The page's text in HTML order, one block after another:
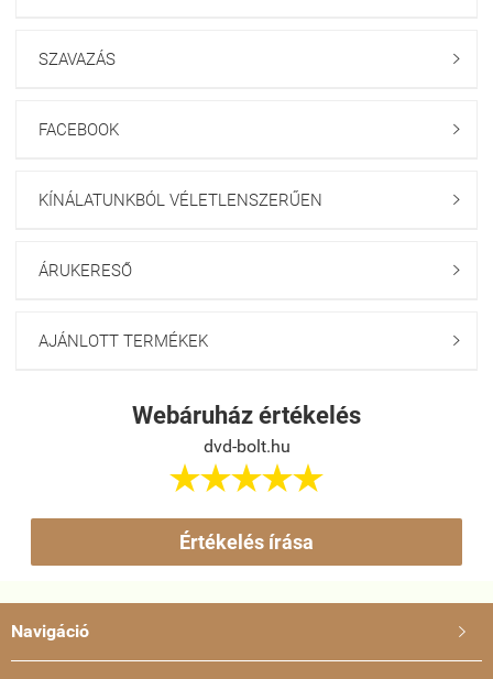
SZAVAZÁS 
FACEBOOK 
KÍNÁLATUNKBÓL VÉLETLENSZERŰEN 
ÁRUKERESŐ 
AJÁNLOTT TERMÉKEK 
Webáruház értékelés
dvd-bolt.hu

Értékelés írása
Navigáció 